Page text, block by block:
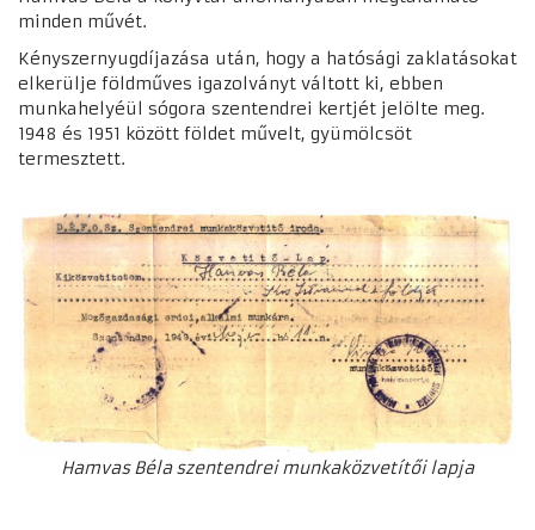
minden művét.
Kényszernyugdíjazása után, hogy a hatósági zaklatásokat
elkerülje földműves igazolványt váltott ki, ebben
munkahelyéül sógora szentendrei kertjét jelölte meg.
1948 és 1951 között földet művelt, gyümölcsöt
termesztett.
Hamvas Béla szentendrei munkaközvetítői lapja